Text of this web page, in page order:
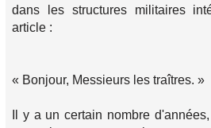
dans les structures militaires
article :
« Bonjour, Messieurs les traîtres. »
Il y a un certain nombre